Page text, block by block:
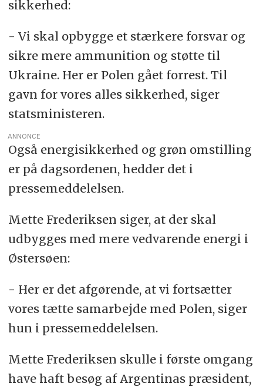
sikkerhed:
- Vi skal opbygge et stærkere forsvar og
sikre mere ammunition og støtte til
Ukraine. Her er Polen gået forrest. Til
gavn for vores alles sikkerhed, siger
statsministeren.
ANNONCE
Også energisikkerhed og grøn omstilling
er på dagsordenen, hedder det i
pressemeddelelsen.
Mette Frederiksen siger, at der skal
udbygges med mere vedvarende energi i
Østersøen:
- Her er det afgørende, at vi fortsætter
vores tætte samarbejde med Polen, siger
hun i pressemeddelelsen.
Mette Frederiksen skulle i første omgang
have haft besøg af Argentinas præsident,